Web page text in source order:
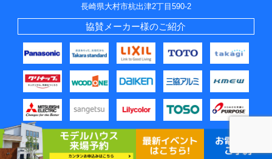
長崎県大村市杭出津2丁目590-2
協賛メーカー様のご紹介